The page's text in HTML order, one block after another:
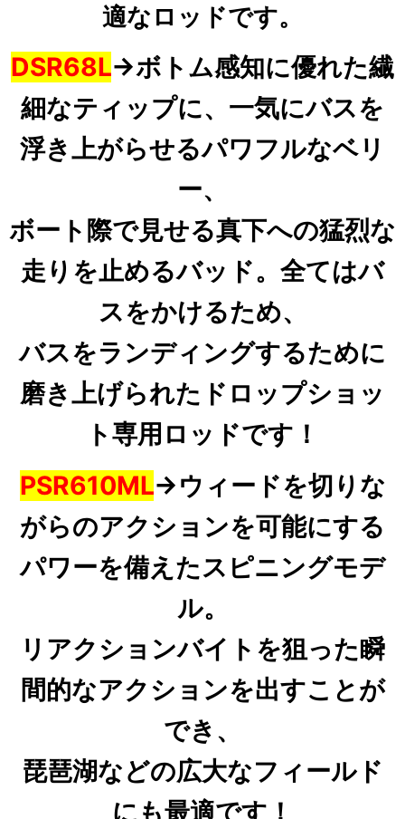
適なロッドです。
DSR68L→ボトム感知に優れた繊
細なティップに、一気にバスを
浮き上がらせるパワフルなベリ
ー、
ボート際で見せる真下への猛烈な
走りを止めるバッド。 全てはバ
スをかけるため、
バスをランディングするために
磨き上げられたドロップショッ
ト専用ロッドです！
PSR610ML→ウィードを切りな
がらのアクションを可能にする
パワーを備えたスピニングモデ
ル。
リアクションバイトを狙った瞬
間的なアクションを出すことが
でき、
琵琶湖などの広大なフィールド
にも最適です！